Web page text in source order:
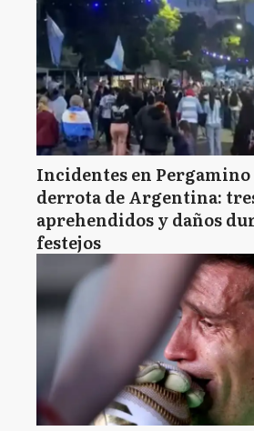
Incidentes en
derrota de Argentina:
aprehendidos y daños
festejos